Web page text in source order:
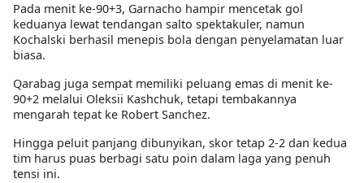
Pada menit ke-90+3, Garnacho hampir mencetak gol
keduanya lewat tendangan salto spektakuler, namun
Kochalski berhasil menepis bola dengan penyelamatan luar
biasa.
Qarabag juga sempat memiliki peluang emas di menit ke-
90+2 melalui Oleksii Kashchuk, tetapi tembakannya
mengarah tepat ke Robert Sanchez.
Hingga peluit panjang dibunyikan, skor tetap 2-2 dan kedua
tim harus puas berbagi satu poin dalam laga yang penuh
tensi ini.